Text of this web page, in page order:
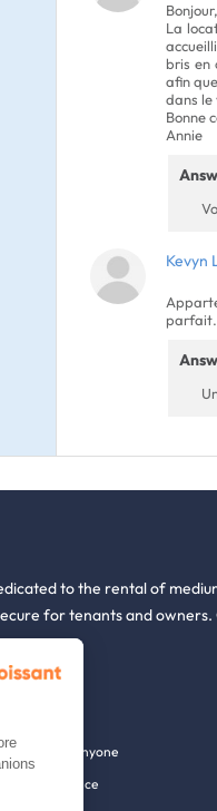
Bonjour,
La
bris en
afin
dans le
Bonne
Annie
Kevyn
parfait.
to the rental of
for tenants and owners.
open to anyone
insurance